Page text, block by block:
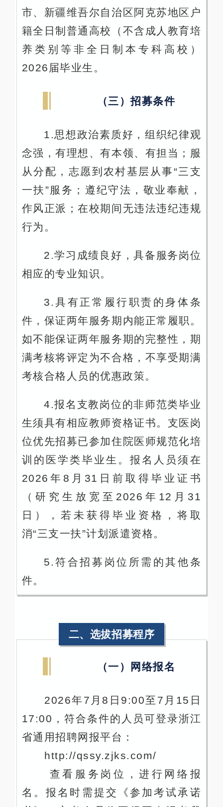
市、新疆维吾尔自治区阿克苏地区户
籍全日制普通高校（不含成人教育培
养类别等非全日制本专科高校）
2026届毕业生。
（三）招募条件
1.思想政治素质好，组织纪律观
念强，有理想、有本领、有担当；服
从分配，志愿到农村基层从事“三支
一扶”服务；遵纪守法，敬业奉献，
作风正派；在校期间无违法违纪违规
行为。
2.学习成绩良好，具备服务岗位
相应的专业知识。
3.具有正常履行职责的身体条
件，保证两年服务期内能正常履职。
如不能保证两年服务期的完整性，期
满考核将评定为不合格，不享受期满
考核合格人员的优惠政策。
4.报名支教岗位的非师范类毕业
生须具有相应教师资格证书。支医岗
位优先招募已参加住院医师规范化培
训的医学类毕业生。报名人员须在
2026年8月31日前取得毕业证书
（研究生放宽至2026年12月31
日），若未获得毕业资格，将取
消“三支一扶”计划派遣资格。
5.符合招募岗位所需的其他条
件。
二、选拔招募程序
（一）网络报名
2026年7月8日9:00至7月15日
17:00，符合条件的人员可登录浙江
省通用招聘网报平台：
http://qssy.zjks.com/
查看服务岗位，进行网络报
名。报名时需提交《参加考试承诺